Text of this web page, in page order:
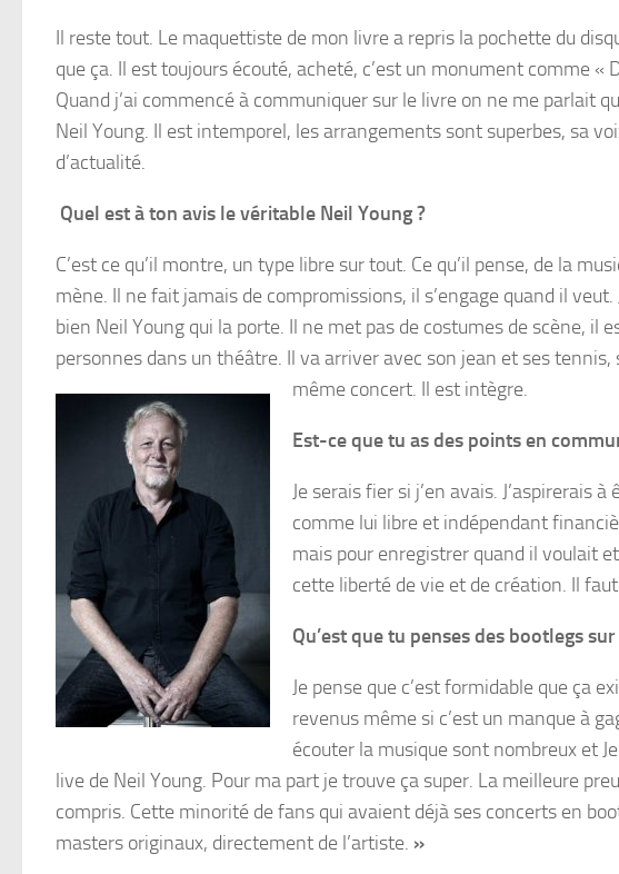
Il reste tout. Le maquettiste de mon livre a repris la pochette du
que ça. Il est toujours écouté, acheté, c’est un monument comme «
Quand j’ai commencé à communiquer sur le livre on ne me parlait
Neil Young. Il est intemporel, les arrangements sont superbes, sa
d’actualité.
Quel est à ton avis le véritable Neil Young ?
C’est ce qu’il montre, un type libre sur tout. Ce qu’il pense, de la
mène. Il ne fait jamais de compromissions, il s’engage quand il
bien Neil Young qui la porte. Il ne met pas de costumes de scène,
personnes dans un théâtre. Il va arriver avec son jean et ses
même concert. Il est intègre.
Est-ce que tu as des points en
Je serais fier si j’en avais. J’aspirerais
comme lui libre et indépendant
mais pour enregistrer quand il voulait
cette liberté de vie et de création. Il
Qu’est que tu penses des bootlegs
Je pense que c’est formidable que ça
revenus même si c’est un manque à
écouter la musique sont nombreux et
live de Neil Young. Pour ma part je trouve ça super. La meilleure
compris. Cette minorité de fans qui avaient déjà ses concerts en
masters originaux, directement de l’artiste. »